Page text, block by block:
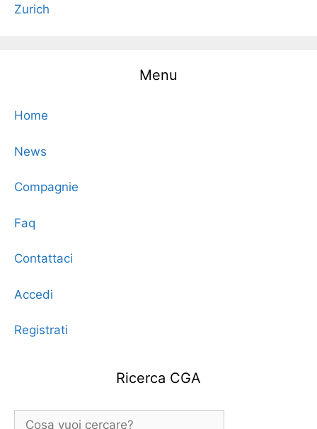
Zurich
Menu
Home
News
Compagnie
Faq
Contattaci
Accedi
Registrati
Ricerca CGA